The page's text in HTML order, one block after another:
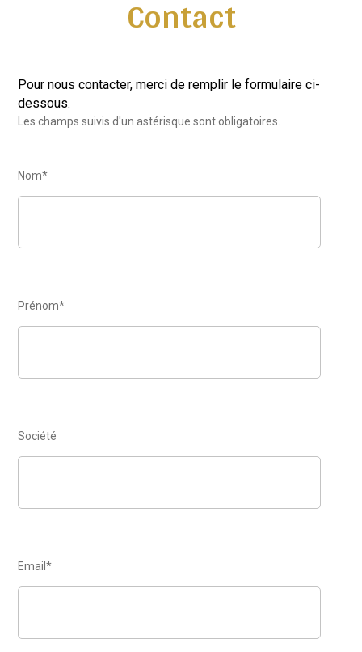
Contact
Pour nous contacter, merci de remplir le formulaire ci-
dessous.
Les champs suivis d'un astérisque sont obligatoires.
Nom*
Prénom*
Société
téléphone
Email*